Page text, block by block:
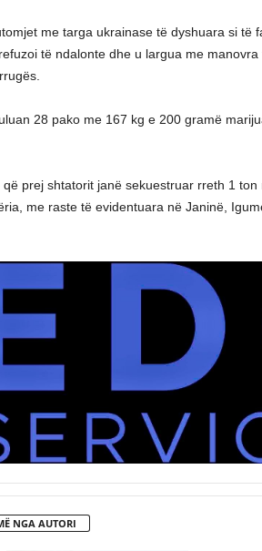
me targa ukrainase të dyshuara si të
të ndalonte dhe u largua me
28 pako me 167 kg e 200 gramë
prej shtatorit janë sekuestruar rreth 1 ton
me raste të evidentuara në Janinë,
NGA AUTORI